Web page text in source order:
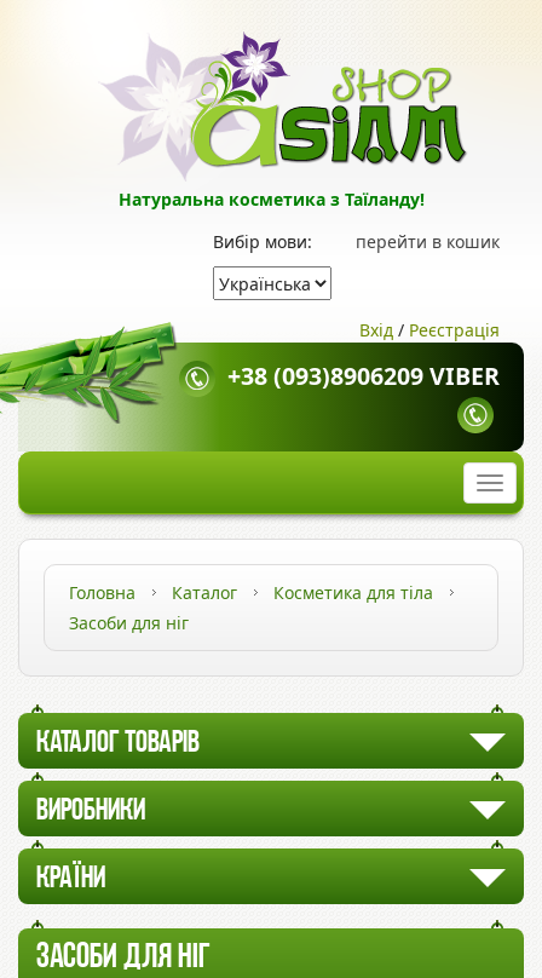
Натуральна косметика з Таїланду!
перейти в кошик
Вибір мови:
Вхід / Реєстрація
+38 (093)8906209 VIBER
Головна Каталог
Косметика для тіла
Засоби для ніг
КАТАЛОГ ТОВАРІВ
ВИРОБНИКИ
КРАЇНИ
ЗАСОБИ ДЛЯ НІГ